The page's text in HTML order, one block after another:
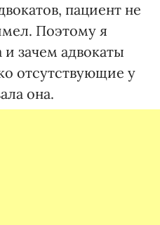
пациент не
Поэтому я
зачем адвокаты
отсутствующие у
она.